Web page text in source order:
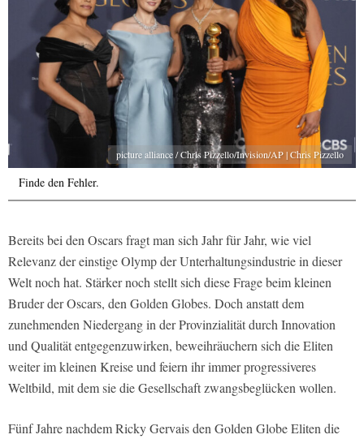
picture alliance / Chris Pizzello/Invision/AP | Chris Pizzello
Finde den Fehler.
Bereits bei den Oscars fragt man sich Jahr für Jahr, wie viel
Relevanz der einstige Olymp der Unterhaltungsindustrie in dieser
Welt noch hat. Stärker noch stellt sich diese Frage beim kleinen
Bruder der Oscars, den Golden Globes. Doch anstatt dem
zunehmenden Niedergang in der Provinzialität durch Innovation
und Qualität entgegenzuwirken, beweihräuchern sich die Eliten
weiter im kleinen Kreise und feiern ihr immer progressiveres
Weltbild, mit dem sie die Gesellschaft zwangsbeglücken wollen.
Fünf Jahre nachdem Ricky Gervais den Golden Globe Eliten die